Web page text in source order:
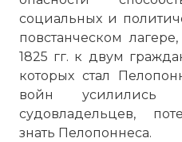
социальных и
повстанческом
1825 гг. к двум
которых стал
войн усилились
судовладельцев,
знать Пелопоннеса.